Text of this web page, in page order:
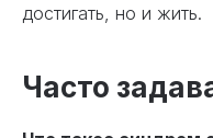
достигать, но и жить.
Часто